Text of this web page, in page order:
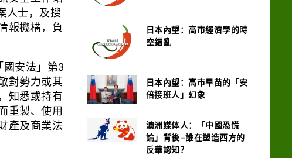
人士，及搜
報機構，負
國安法」第3
對勢力或其
知悉或持有
重製、使用
產及商業法
日本內望：高市經濟學的時
空錯亂
日本內望：高市早苗的「安
倍接班人」幻象
澳洲媒体人：「中國恐慌
論」背後–誰在塑造西方的
反華認知？